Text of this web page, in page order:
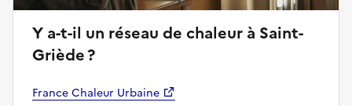
Y a-t-il un réseau de chaleur à Saint-
Griède ?
France Chaleur Urbaine